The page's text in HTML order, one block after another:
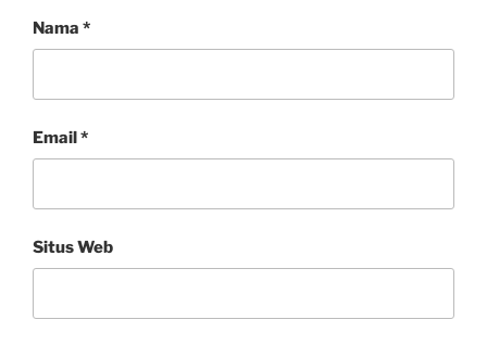
Nama *
Email*
Situs Web